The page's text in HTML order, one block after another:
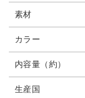
素材
カラー
内容量（約）
生産国